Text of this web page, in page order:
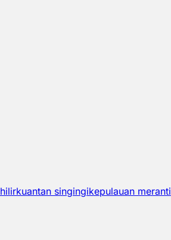
kuantan singingikepulauan meranti